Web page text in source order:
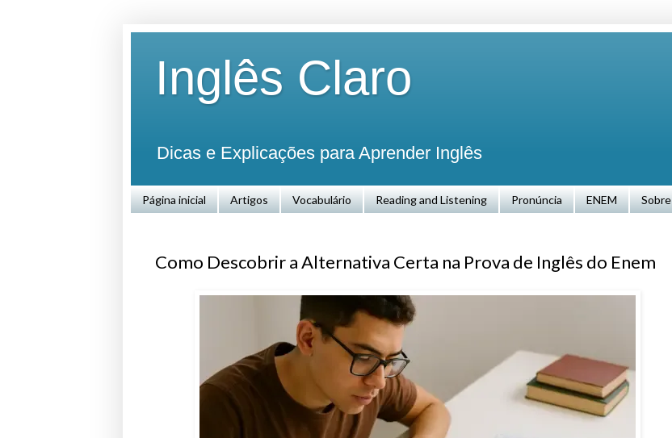
Inglês Claro
Dicas e Explicações para Aprender Inglês
Página inicial Artigos Vocabulário Reading and Listening Pronúncia ENEM Sobre
Como Descobrir a Alternativa Certa na Prova de Inglês do Enem